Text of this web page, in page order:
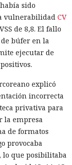
sido
vulnerabilidad CV
de 8,8. El fallo
búfer en la
ejecutar de
explicó
incorrecta
privativa para
la empresa
de formatos
provocaba
lo que posibilitaba